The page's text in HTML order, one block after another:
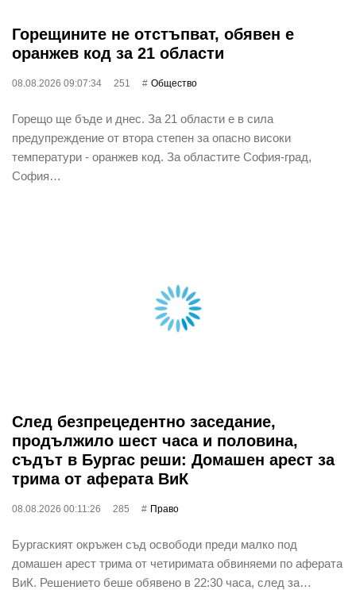
Горещините не отстъпват, обявен е
оранжев код за 21 области
08.08.2026 09:07:34 251 Общество
Горещо ще бъде и днес. За 21 области е в сила
предупреждение от втора степен за опасно високи
температури - оранжев код. За областите София-град,
София…
След безпрецедентно заседание,
продължило шест часа и половина,
съдът в Бургас реши: Домашен арест за
трима от аферата ВиК
08.08.2026 00:11:26 285 Право
Бургаският окръжен съд освободи преди малко под
домашен арест трима от четиримата обвиняеми по аферата
ВиК. Решението беше обявено в 22:30 часа, след за…